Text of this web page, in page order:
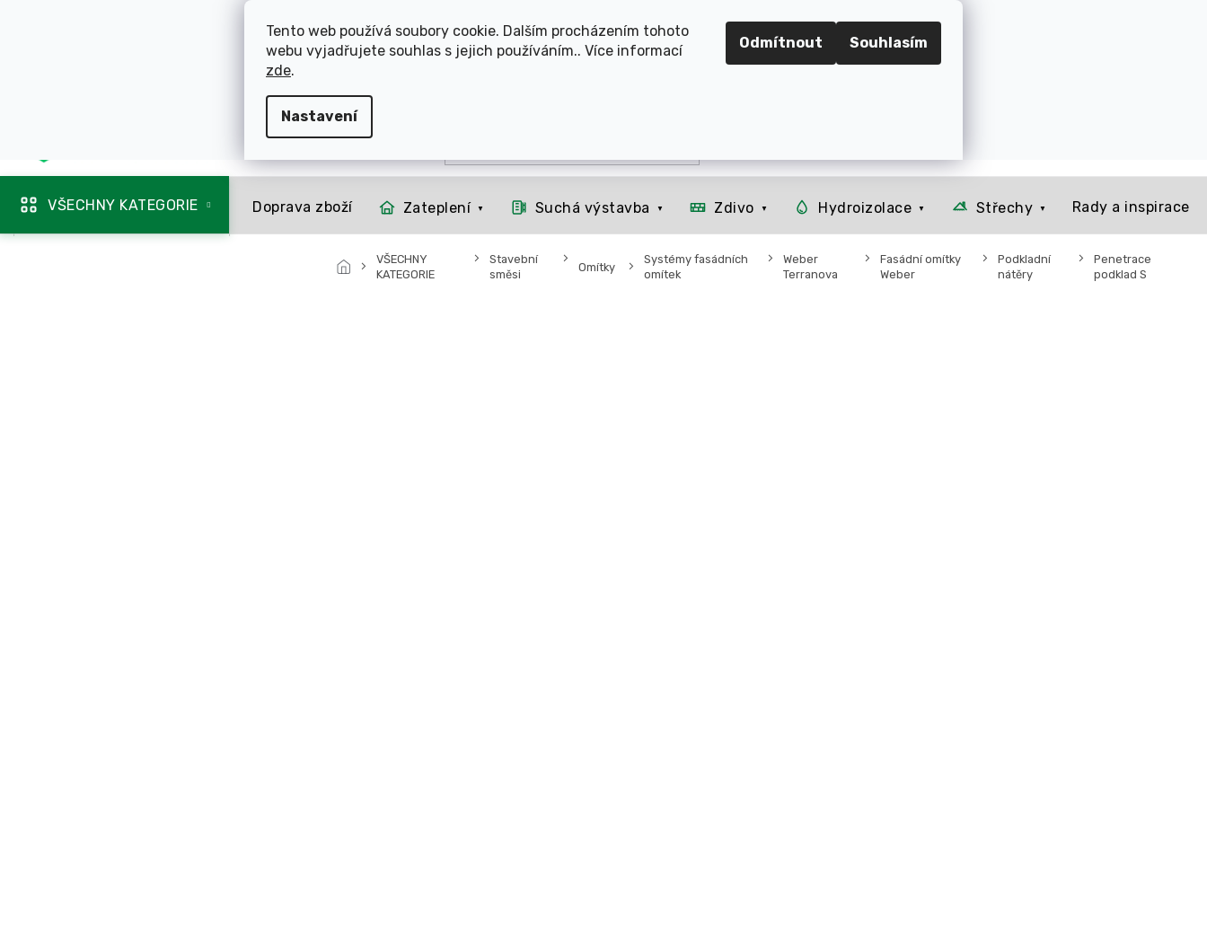
Tento web používá soubory cookie. Dalším procházením tohoto
webu vyjadřujete souhlas s jejich používáním.. Více informací
zde.
Nastavení
Odmítnout Souhlasím
ROZVÁŽÍME OLOMOUCKO, SVITAVSKO, ŠUMPERSKO, BRNO, PARDUBICE, HRADEC KRÁLOVÉ
📞 Kontakt
VŠECHNY KATEGORIE Doprava zboží Zateplení Suchá výstavba Zdivo Hydroizolace Střechy Rady a inspirace
VŠECHNY
KATEGORIE
Stavební
směsi
Omítky
Systémy fasádních
omítek
Weber
Terranova
Fasádní omítky
Weber
Podkladní
nátěry
Penetrace
podklad S